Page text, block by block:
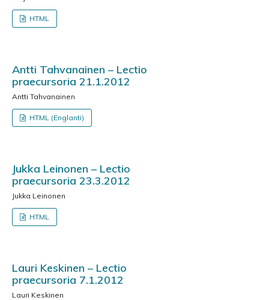
HTML
Antti Tahvanainen – Lectio
praecursoria 21.1.2012
Antti Tahvanainen
HTML (Englanti)
Jukka Leinonen – Lectio
praecursoria 23.3.2012
Jukka Leinonen
HTML
Lauri Keskinen – Lectio
praecursoria 7.1.2012
Lauri Keskinen